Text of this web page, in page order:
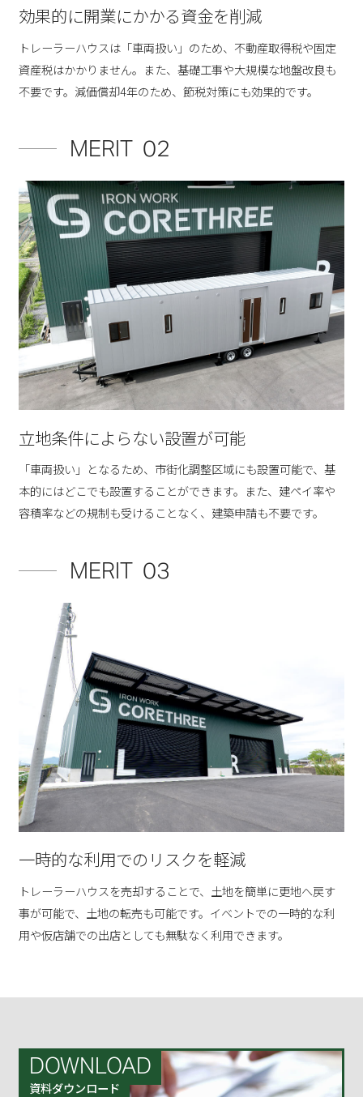
効果的に開業にかかる資金を削減
トレーラーハウスは「車両扱い」のため、不動産取得税や固定
資産税はかかりません。また、基礎工事や大規模な地盤改良も
不要です。減価償却4年のため、節税対策にも効果的です。
MERIT 02
立地条件によらない設置が可能
「車両扱い」となるため、市街化調整区域にも設置可能で、基
本的にはどこでも設置することができます。また、建ペイ率や
容積率などの規制も受けることなく、建築申請も不要です。
MERIT 03
一時的な利用でのリスクを軽減
トレーラーハウスを売却することで、土地を簡単に更地へ戻す
事が可能で、土地の転売も可能です。イベントでの一時的な利
用や仮店舗での出店としても無駄なく利用できます。
DOWNLOAD
資料ダウンロード